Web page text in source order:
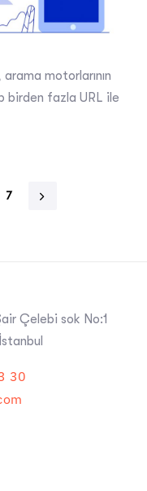
motorlarının
birden fazla URL ile
7
Çelebi sok No:1
30